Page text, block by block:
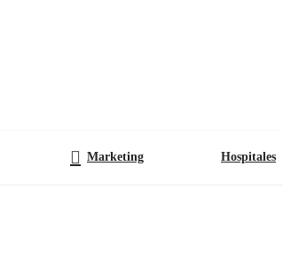
Marketing Hospitales